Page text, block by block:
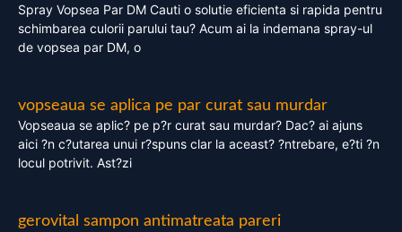
Spray Vopsea Par DM Cauti o solutie eficienta si rapida pentru
schimbarea culorii parului tau? Acum ai la indemana spray-ul
de vopsea par DM, o
vopseaua se aplica pe par curat sau murdar
Vopseaua se aplic? pe p?r curat sau murdar? Dac? ai ajuns
aici ?n c?utarea unui r?spuns clar la aceast? ?ntrebare, e?ti ?n
locul potrivit. Ast?zi
gerovital sampon antimatreata pareri